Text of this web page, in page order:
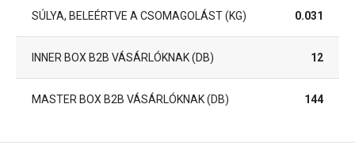
SÚLYA, BELEÉRTVE A CSOMAGOLÁST (KG) 0.031
INNER BOX B2B VÁSÁRLÓKNAK (DB) 12
MASTER BOX B2B VÁSÁRLÓKNAK (DB) 144